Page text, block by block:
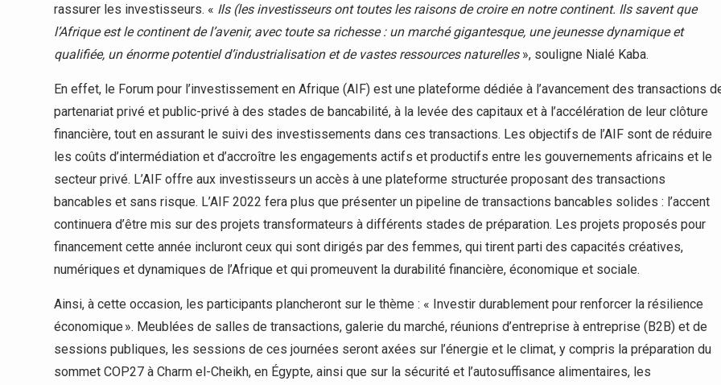
rassurer les investisseurs. « Ils (les investisseurs ont toutes les raisons de croire en notre continent. Ils savent que
l’Afrique est le continent de l’avenir, avec toute sa richesse : un marché gigantesque, une jeunesse dynamique et
qualifiée, un énorme potentiel d’industrialisation et de vastes ressources naturelles», souligne Nialé Kaba.
En effet, le Forum pour l’investissement en Afrique (AIF) est une plateforme dédiée à l’avancement des transactions
partenariat privé et public-privé à des stades de bancabilité, à la levée des capitaux et à l’accélération de leur clôture
financière, tout en assurant le suivi des investissements dans ces transactions. Les objectifs de l’AIF sont de réduire
les coûts d’intermédiation et d’accroître les engagements actifs et productifs entre les gouvernements africains et le
secteur privé. L’AIF offre aux investisseurs un accès à une plateforme structurée proposant des transactions
bancables et sans risque. L’AIF 2022 fera plus que présenter un pipeline de transactions bancables solides : l’accent
continuera d’être mis sur des projets transformateurs à différents stades de préparation. Les projets proposés pour
financement cette année incluront ceux qui sont dirigés par des femmes, qui tirent parti des capacités créatives,
numériques et dynamiques de l’Afrique et qui promeuvent la durabilité financière, économique et sociale.
Ainsi, à cette occasion, les participants plancheront sur le thème : « Investir durablement pour renforcer la résilience
économique ». Meublées de salles de transactions, galerie du marché, réunions d’entreprise à entreprise (B2B) et de
sessions publiques, les sessions de ces journées seront axées sur l’énergie et le climat, y compris la préparation du
sommet COP27 à Charm el-Cheikh, en Égypte, ainsi que sur la sécurité et l’autosuffisance alimentaires, les